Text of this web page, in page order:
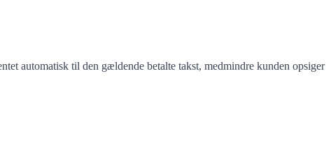
automatisk til den gældende betalte takst, medmindre kunden opsiger